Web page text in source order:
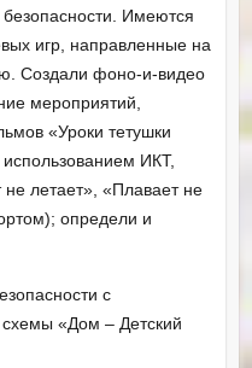
Имеются
игр, направленные на
Создали фоно-и-видео
мероприятий,
«Уроки тетушки
ИКТ,
летает», «Плавает не
определи и
с
«Дом – Детский